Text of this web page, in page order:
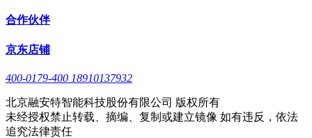
合作伙伴
京东店铺
400-0179-400 18910137932
北京融安特智能科技股份有限公司 版权所有
未经授权禁止转载、摘编、复制或建立镜像 如有违反，依法
追究法律责任